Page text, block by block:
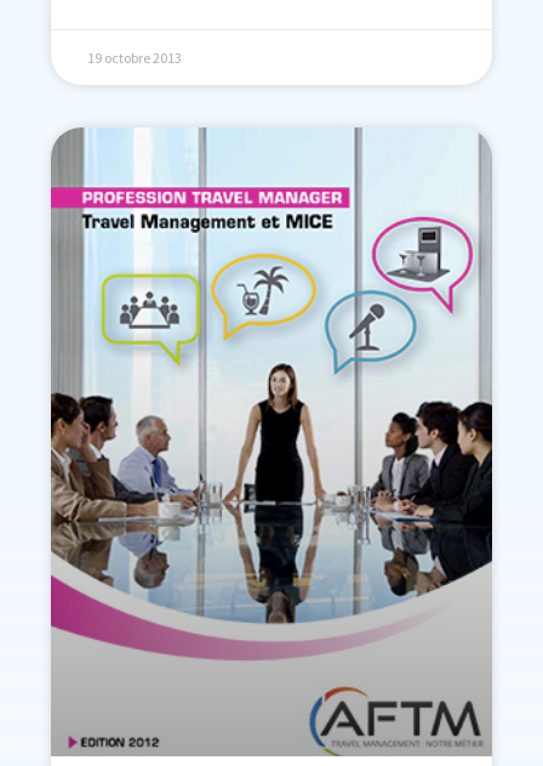
19 octobre 2013